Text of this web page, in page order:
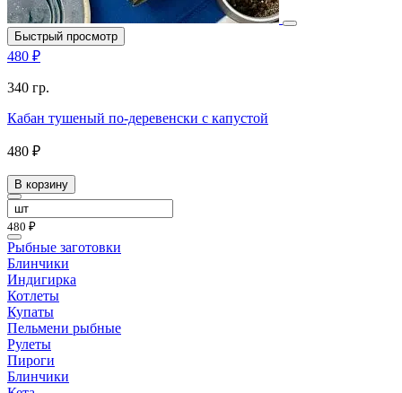
Быстрый просмотр
480 ₽
340 гр.
Кабан тушеный по-деревенски с капустой
480 ₽
В корзину
480 ₽
Рыбные заготовки
Блинчики
Индигирка
Котлеты
Купаты
Пельмени рыбные
Рулеты
Пироги
Блинчики